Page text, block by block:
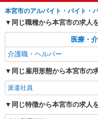
本宮市のアルバイト・バイト・
同じ職種から本宮市の求人
医療・
介護職・ヘルパー
同じ雇用形態から本宮市の
派遣社員
同じ特徴から本宮市の求人